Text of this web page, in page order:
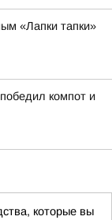
«Лапки тапки»
компот и
которые вы